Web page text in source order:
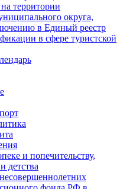
территории
округа,
в Единый реестр
в сфере туристской
и попечительству,
детства